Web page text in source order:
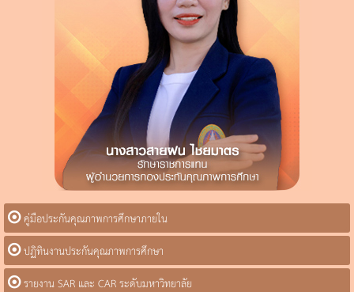
คู่มือประกันคุณภาพการศึกษาภายใน
ปฏิทินงานประกันคุณภาพการศึกษา
รายงาน SAR และ CAR ระดับมหาวิทยาลัย